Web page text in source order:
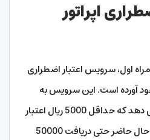
اپراتور
اول، سرویس اعتبار اضطراری
آورده است. این سرویس به
مشترکین ایرانسل اجازه می دهد که حداقل 5000 ریال اعتبار
اضطراری دریافت نمایند. در حال حاضر حتی دریافت 50000